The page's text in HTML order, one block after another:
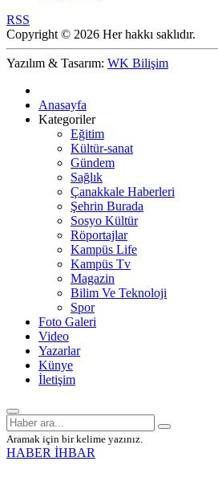
RSS
Copyright © 2026 Her hakkı saklıdır.
Yazılım & Tasarım: WK Bilişim
Anasayfa
Kategoriler
Eğitim
Kültür-sanat
Gündem
Sağlık
Çanakkale Haberleri
Şehrin Burada
Sosyo Kültür
Röportajlar
Kampüs Life
Kampüs Tv
Magazin
Bilim Ve Teknoloji
Spor
Foto Galeri
Video
Yazarlar
Künye
İletişim
Aramak için bir kelime yazınız.
HABER İHBAR